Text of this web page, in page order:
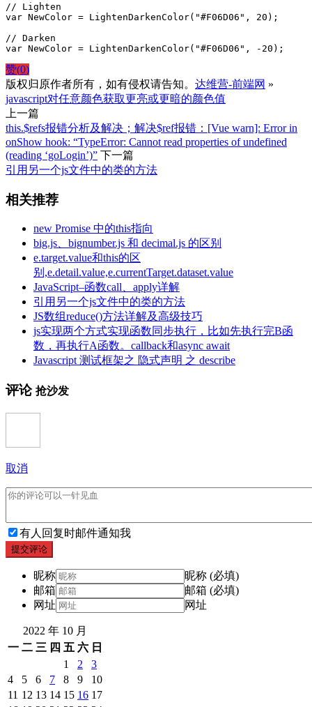
// Lighten
var NewColor = LightenDarkenColor("#F06D06", 20);
// Darken
var NewColor = LightenDarkenColor("#F06D06", -20);
赞(0)
版权归原作者所有，如有侵权请告知。 达维营-前端网 »
javascript对任意颜色获取更亮或更暗的颜色值
上一篇
this.$refs报错分析及解决；解决$ref报错：[Vue warn]: Error in
onShow hook: “TypeError: Cannot read properties of undefined
(reading ‘goLogin’)” 下一篇
引用另一个js文件中的类的方法
相关推荐
new Promise 中的this指向
big.js、bignumber.js 和 decimal.js 的区别
e.target.value和this的区
别,e.detail.value,e.currentTarget.dataset.value
JavaScript–函数call、apply详解
引用另一个js文件中的类的方法
JS数组reduce()方法详解及高级技巧
js实现两个方式实现函数同步执行，比如先执行完B函
数，再执行A函数。callback和async await
Javascript 测试框架之 隐式声明 之 describe
评论 抢沙发
取消
有人回复时邮件通知我
提交评论
昵称
昵称 (必填)
邮箱
邮箱 (必填)
网址
网址
2022 年 10 月
一 二 三 四 五 六 日
1
2
3
4
5 6 7 8 9
10
11 12 13 14 15 16 17